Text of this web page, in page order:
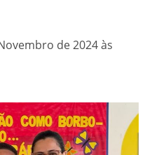
de 2024 às